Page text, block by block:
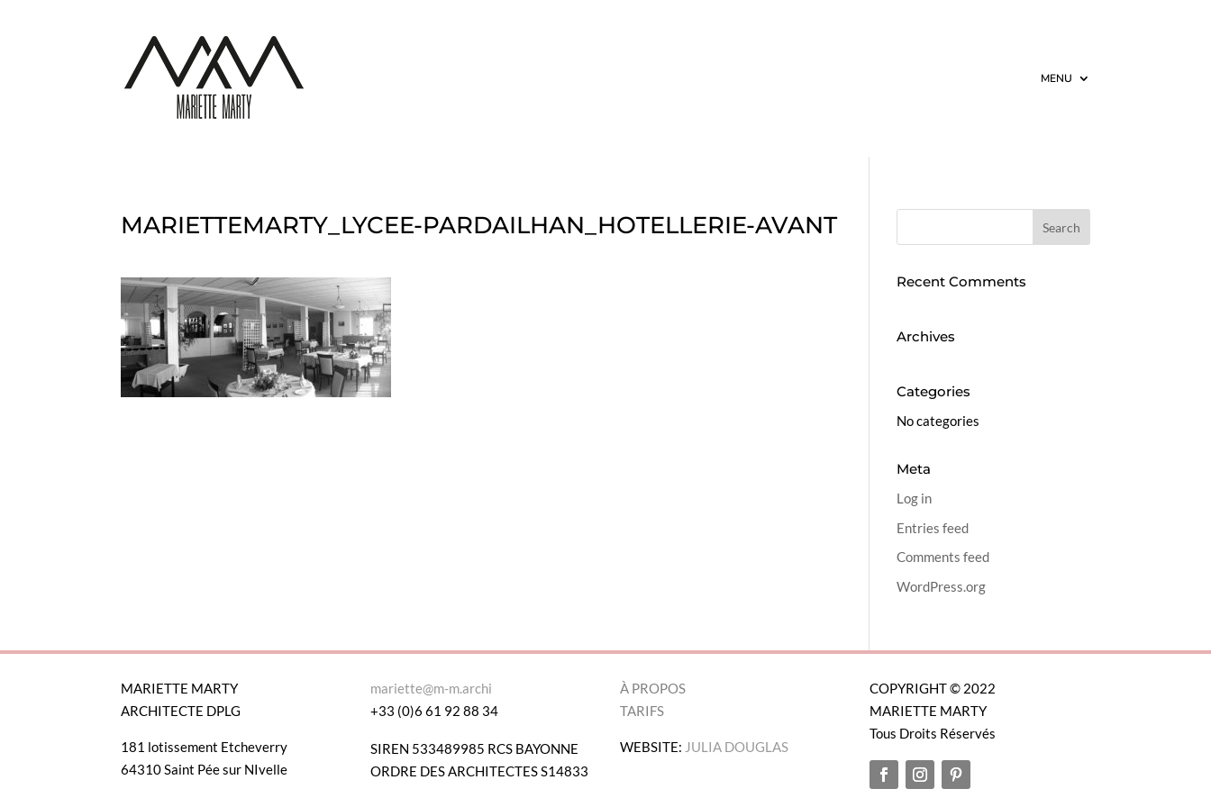
MENU
MARIETTEMARTY_LYCEE-PARDAILHAN_HOTELLERIE-AVANT
Recent Comments
Archives
Categories
No categories
Meta
Log in
Entries feed
Comments feed
WordPress.org
MARIETTE MARTY
ARCHITECTE DPLG
181 lotissement Etcheverry
64310 Saint Pée sur NIvelle
mariette@m-m.archi
+33 (0)6 61 92 88 34
SIREN 533489985 RCS BAYONNE
ORDRE DES ARCHITECTES S14833
À PROPOS
TARIFS
WEBSITE: JULIA DOUGLAS
COPYRIGHT © 2022
MARIETTE MARTY
Tous Droits Réservés